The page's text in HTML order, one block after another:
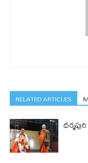
RELATED ARTICLES